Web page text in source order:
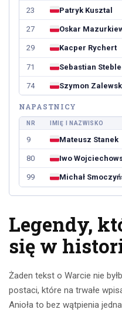
23 Patryk Kusztal
27 Oskar
29 Kacper Rychert
71 Sebastian
74 Szymon
NAPASTNICY
NR IMIĘ I NAZWISKO
9 Mateusz Stanek
80 Iwo
99 Michał
Legendy,
się w
Żaden tekst o Warcie nie
postaci, które na trwałe
Anioła to bez wątpienia